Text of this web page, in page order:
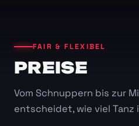
FAIR & FLEXIBEL
PREISE
Vom Schnuppern bis zur
entscheidet, wie viel Tanz